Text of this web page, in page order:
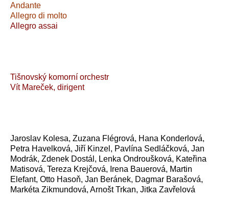
Andante
Allegro di molto
Allegro assai
Tišnovský komorní orchestr
Vít Mareček, dirigent
Jaroslav Kolesa, Zuzana Flégrová, Hana Konderlová,
Petra Havelková, Jiří Kinzel, Pavlína Sedláčková, Jan
Modrák, Zdenek Dostál, Lenka Ondroušková, Kateřina
Matisová, Tereza Krejčová, Irena Bauerová, Martin
Elefant, Otto Hasoň, Jan Beránek, Dagmar Barašová,
Markéta Zikmundová, Arnošt Trkan, Jitka Zavřelová